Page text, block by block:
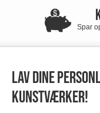
Spar
Lav dine
kunstværker!